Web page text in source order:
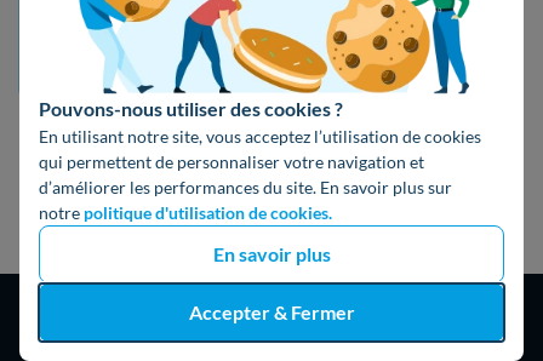
Pouvons-nous utiliser des cookies ?
En utilisant notre site, vous acceptez l’utilisation de cookies
qui permettent de personnaliser votre navigation et
d’améliorer les performances du site. En savoir plus sur
notre politique d'utilisation de cookies.
En savoir plus
Accepter & Fermer
Mon devis gratuit